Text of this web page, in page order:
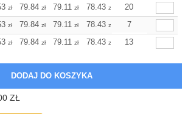
zł 79.84 zł 79.11 zł 78.43 zł 78.43
20
zł 79.84 zł 79.11 zł 78.43 zł 78.43
7
zł 79.84 zł 79.11 zł 78.43 zł 78.43
13
ZŁ